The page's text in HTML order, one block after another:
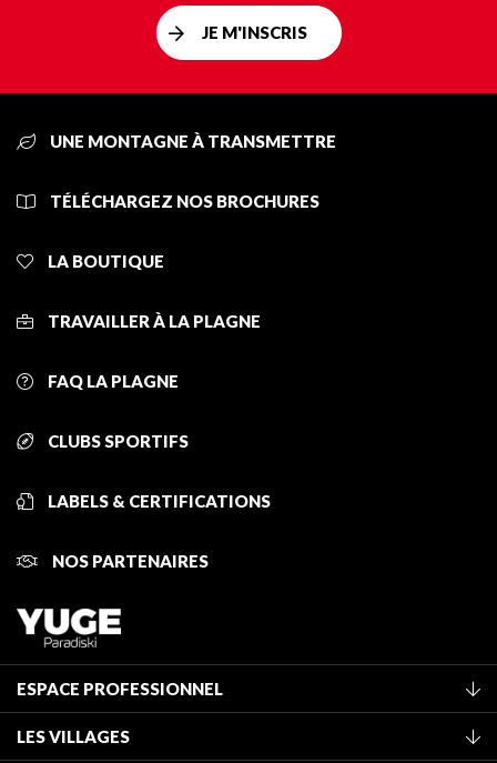
JE M'INSCRIS
UNE MONTAGNE À TRANSMETTRE
TÉLÉCHARGEZ NOS BROCHURES
LA BOUTIQUE
TRAVAILLER À LA PLAGNE
FAQ LA PLAGNE
CLUBS SPORTIFS
LABELS & CERTIFICATIONS
NOS PARTENAIRES
ESPACE PROFESSIONNEL
Classement des meublés
LES VILLAGES